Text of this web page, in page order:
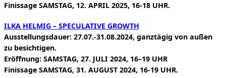
Finissage SAMSTAG, 12. APRIL 2025, 16-18 UHR.
ILKA HELMIG – SPECULATIVE GROWTH
Ausstellungsdauer: 27.07.-31.08.2024, ganztägig von außen
zu besichtigen.
Eröffnung: SAMSTAG, 27. JULI 2024, 16–19 UHR
Finissage SAMSTAG, 31. AUGUST 2024, 16-19 UHR.